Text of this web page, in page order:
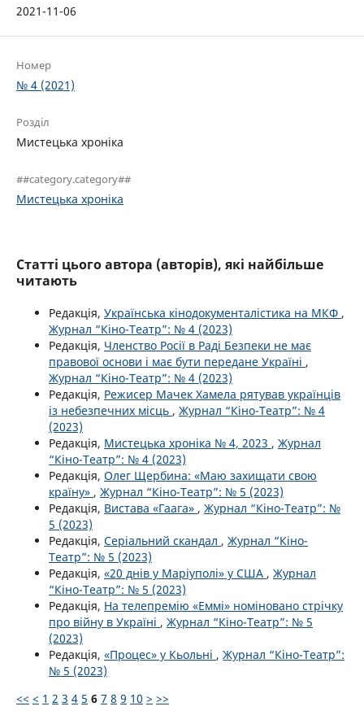
2021-11-06
Номер
№ 4 (2021)
Розділ
Мистецька хроніка
##category.category##
Мистецька хроніка
Статті цього автора (авторів), які найбільше
читають
Редакція, Українська кінодокументалістика на МКФ ,
Журнал “Кіно-Театр”: № 4 (2023)
Редакція, Членство Росії в Раді Безпеки не має
правової основи і має бути передане Україні ,
Журнал “Кіно-Театр”: № 4 (2023)
Редакція, Режисер Мачек Хамела рятував українців
із небезпечних місць , Журнал “Кіно-Театр”: № 4
(2023)
Редакція, Мистецька хроніка № 4, 2023 , Журнал
“Кіно-Театр”: № 4 (2023)
Редакція, Олег Щербина: «Маю захищати свою
країну» , Журнал “Кіно-Театр”: № 5 (2023)
Редакція, Вистава «Гаага» , Журнал “Кіно-Театр”: №
5 (2023)
Редакція, Серіальний скандал , Журнал “Кіно-
Театр”: № 5 (2023)
Редакція, «20 днів у Маріуполі» у США , Журнал
“Кіно-Театр”: № 5 (2023)
Редакція, На телепремію «Еммі» номіновано стрічку
про війну в Україні , Журнал “Кіно-Театр”: № 5
(2023)
Редакція, «Процес» у Кьольні , Журнал “Кіно-Театр”:
№ 5 (2023)
<< < 1 2 3 4 5 6 7 8 9 10 > >>